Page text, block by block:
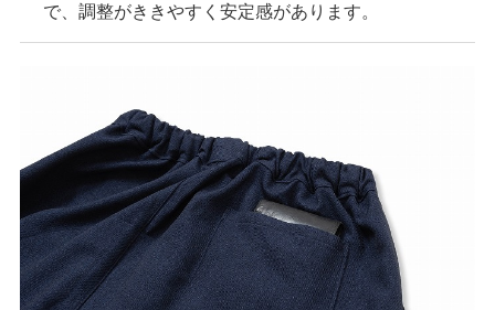
で、調整がききやすく安定感があります。